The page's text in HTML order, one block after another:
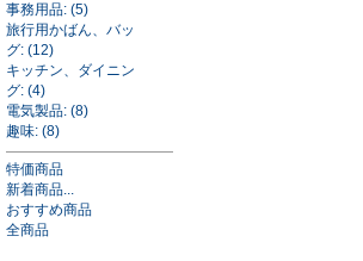
事務用品: (5)
旅行用かばん、バッ
グ: (12)
キッチン、ダイニン
グ: (4)
電気製品: (8)
趣味: (8)
特価商品
新着商品...
おすすめ商品
全商品